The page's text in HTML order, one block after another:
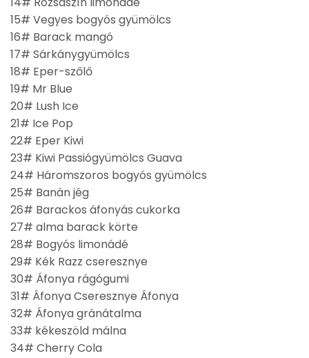
15# Vegyes bogyós gyümölcs
16# Barack mangó
17# Sárkánygyümölcs
18# Eper-szőlő
19# Mr Blue
20# Lush Ice
21# Ice Pop
22# Eper Kiwi
23# Kiwi Passiógyümölcs Guava
24# Háromszoros bogyós gyümölcs
25# Banán jég
26# Barackos áfonyás cukorka
27# alma barack körte
28# Bogyós limonádé
29# Kék Razz cseresznye
30# Áfonya rágógumi
31# Áfonya Cseresznye Áfonya
32# Áfonya gránátalma
33# kékeszöld málna
34# Cherry Cola